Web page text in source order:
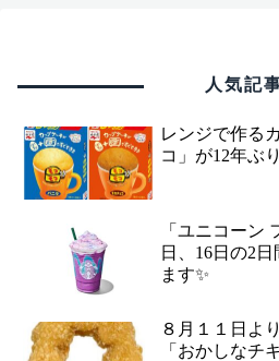
人気記
レンジで作る
コ」が12年ぶ
「ユニコーン
日、16日の2
ます✨
８月１１日よ
「おかしなチ